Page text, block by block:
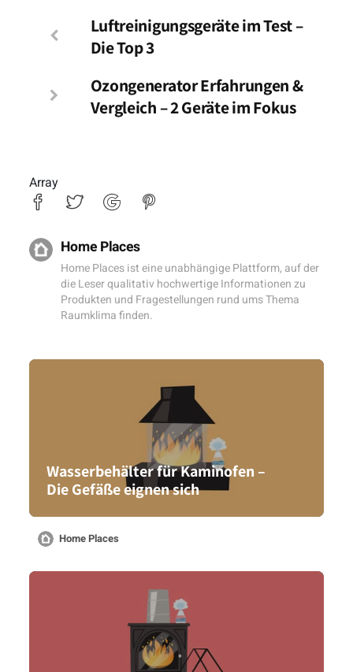
Luftreinigungsgeräte im Test –
Die Top 3
Ozongenerator Erfahrungen &
Vergleich – 2 Geräte im Fokus
Array
Home Places
Home Places ist eine unabhängige Plattform, auf der
die Leser qualitativ hochwertige Informationen zu
Produkten und Fragestellungen rund ums Thema
Raumklima finden.
Wasserbehälter für Kaminofen –
Die Gefäße eignen sich
Home Places